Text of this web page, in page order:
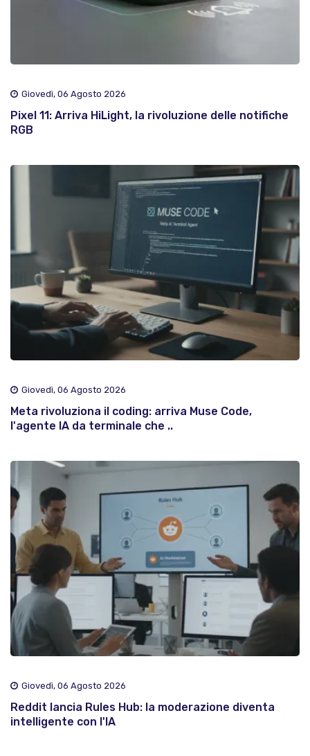
Giovedì, 06 Agosto 2026
Pixel 11: Arriva HiLight, la rivoluzione delle notifiche
RGB
Giovedì, 06 Agosto 2026
Meta rivoluziona il coding: arriva Muse Code,
l'agente IA da terminale che ..
Giovedì, 06 Agosto 2026
Reddit lancia Rules Hub: la moderazione diventa
intelligente con l'IA